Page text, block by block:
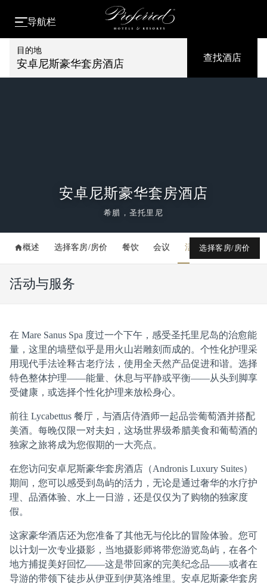
导航栏
目的地
安卓尼斯豪华套房酒店
查找酒店
安卓尼斯豪华套房酒店
希腊，圣托里尼
概述 选择客房/房价 餐饮 会议 活动 媒体库
选择客房/房价
活动与服务
在 Mare Sanus Spa 度过一个下午，感受圣托里尼岛的治愈能
量，这里的墙壁似乎是用火山岩雕刻而成的。个性化护理采
用现代手法诠释古老疗法，使用全天然产品促进和谐。选择
特色整体护理——能量、休息与平静或平衡——从头到脚享
受健康，或选择个性化护理来放松身心。
前往 Lycabettus 餐厅，与酒店侍酒师一起品尝葡萄酒并搭配
美酒。每晚仅限一对夫妇，这场世界级希腊美食和葡萄酒的
独家之旅将成为您假期的一大亮点。
在您访问安卓尼斯豪华套房酒店（Andronis Luxury Suites）
期间，您可以感受到岛屿的活力，无论是通过奢华的水疗护
理、品酒体验、水上一日游，还是仅仅为了购物的独家度
假。
这家豪华酒店还为您准备了其他无与伦比的冒险体验。您可
以计划一次专业摄影，当地摄影师将带您游览岛屿，在各个
地方捕捉美好回忆——这是带回家的完美纪念品——或者在
导游的带领下徒步从伊亚到伊莫洛维里。安卓尼斯豪华套房